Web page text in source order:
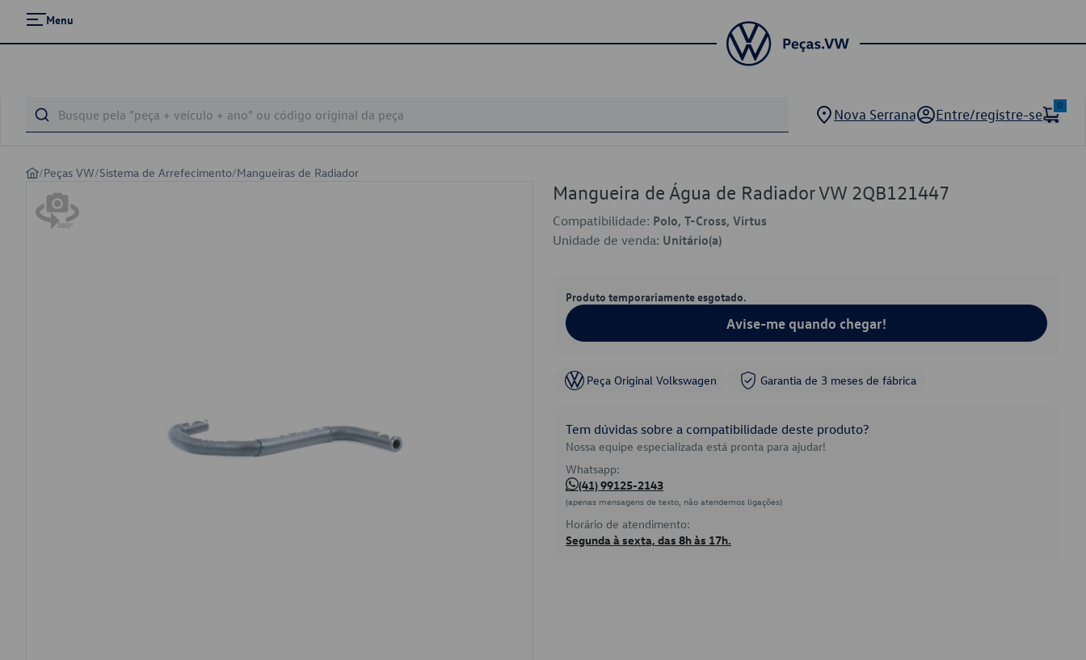
Menu
Nova Serrana Entre/registre-se
0
/Peças VW/Sistema de Arrefecimento/Mangueiras de Radiador
Mangueira de Água de Radiador VW 2QB121447
Compatibilidade: Polo, T-Cross, Virtus
Unidade de venda: Unitário(a)
Produto temporariamente esgotado.
Avise-me quando chegar!
Peça Original Volkswagen Garantia de 3 meses de fábrica
Tem dúvidas sobre a compatibilidade deste produto?
Nossa equipe especializada está pronta para ajudar!
Whatsapp:
(41) 99125-2143
(apenas mensagens de texto, não atendemos ligações)
Horário de atendimento:
Segunda à sexta, das 8h às 17h.